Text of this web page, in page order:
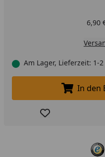
6,90
Am Lager, Lieferzeit: 1-
In den
Produkt zur